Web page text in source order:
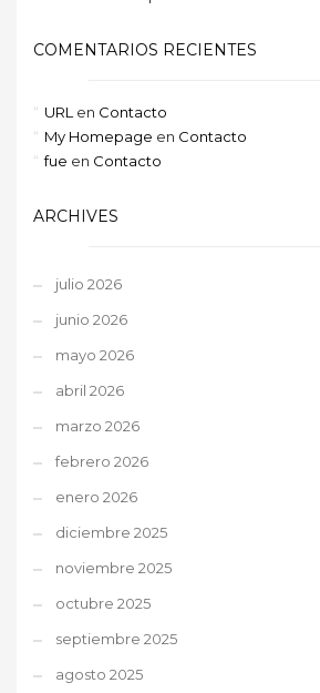
COMENTARIOS RECIENTES
URL en Contacto
My Homepage en Contacto
fue en Contacto
ARCHIVES
julio 2026
junio 2026
mayo 2026
abril 2026
marzo 2026
febrero 2026
enero 2026
diciembre 2025
noviembre 2025
octubre 2025
septiembre 2025
agosto 2025